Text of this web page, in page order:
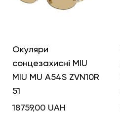
Окуляри
сонцезахисні MIU
MIU MU A54S ZVN10R
51
18759,00 UAH